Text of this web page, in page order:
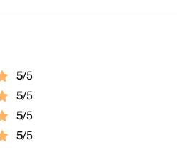
5/5
5/5
5/5
5/5